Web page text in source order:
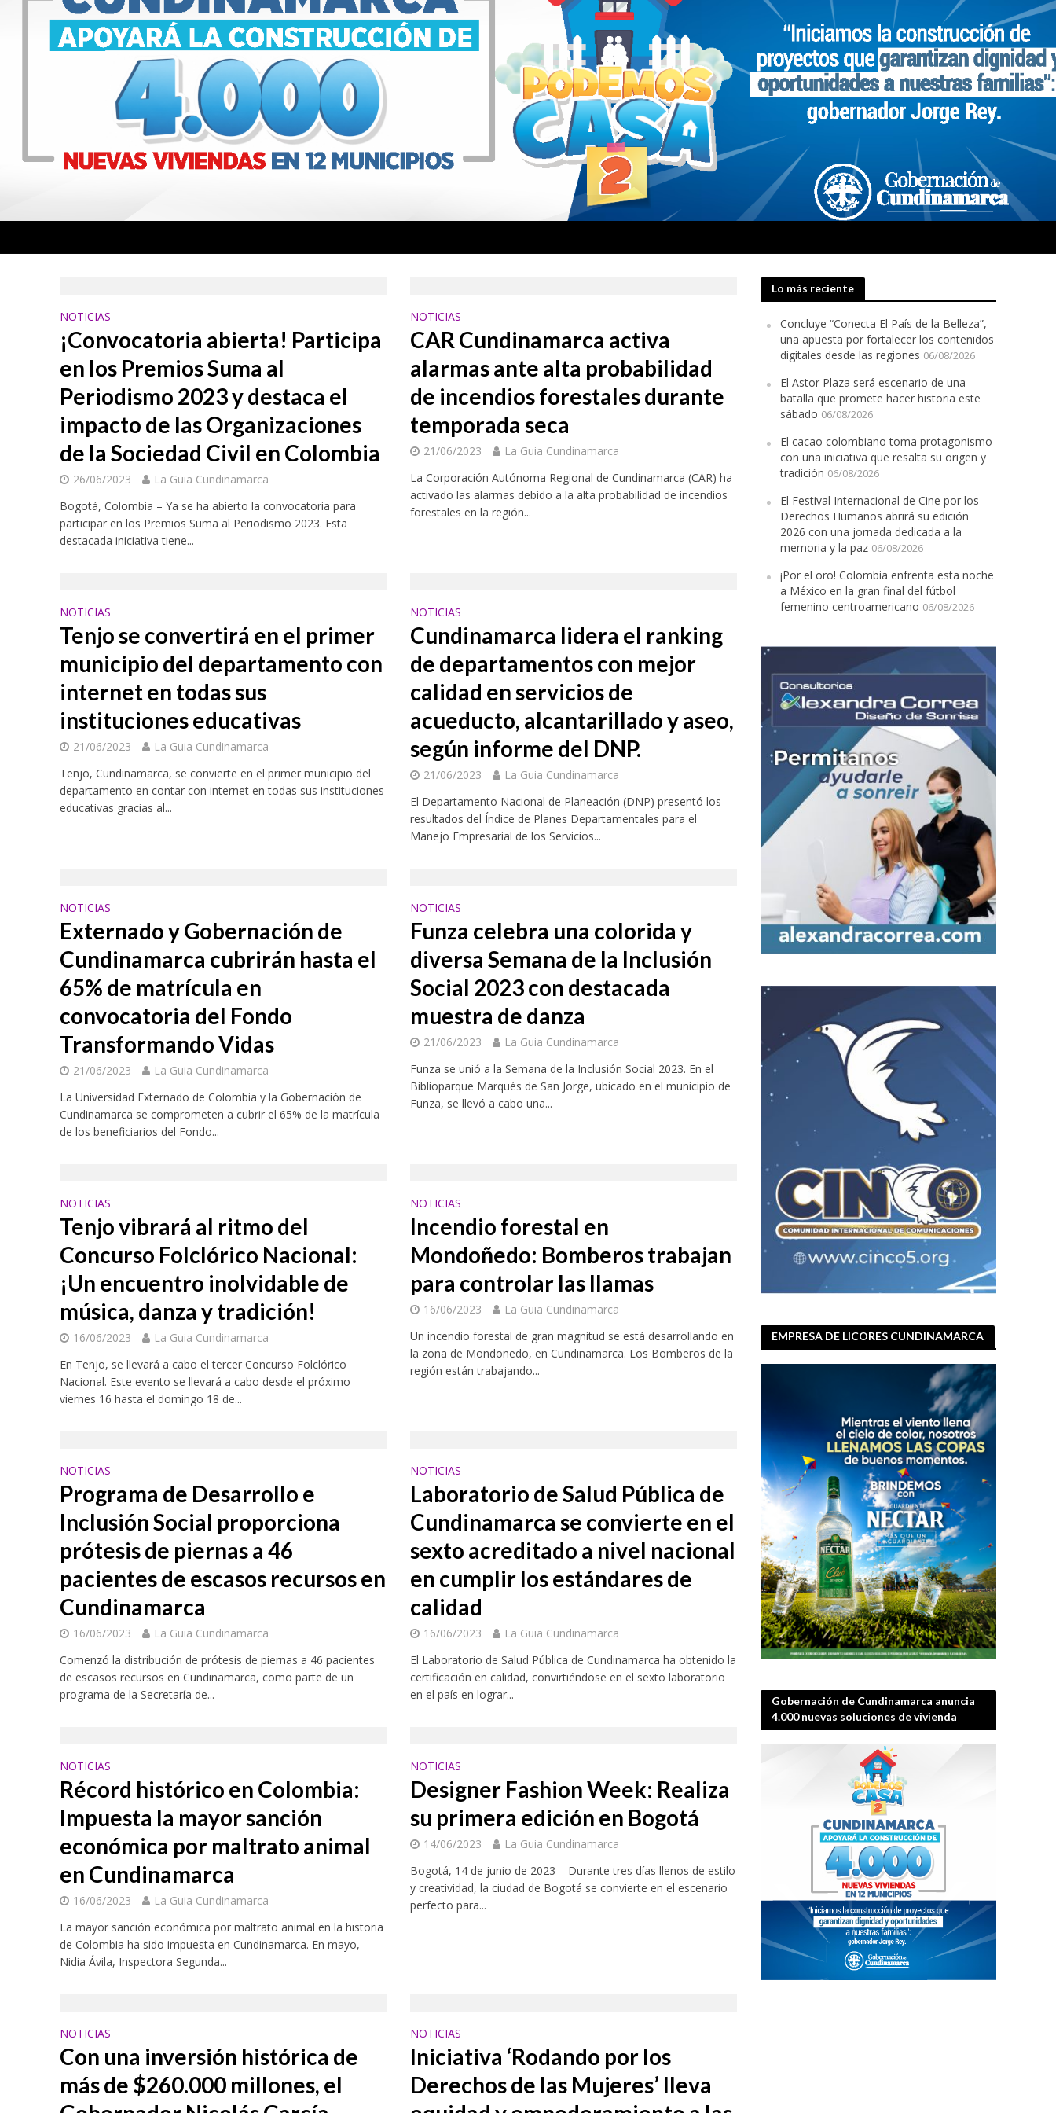
NOTICIAS
¡Convocatoria abierta! Participa
en los Premios Suma al
Periodismo 2023 y destaca el
impacto de las Organizaciones
de la Sociedad Civil en Colombia
26/06/2023
La Guia Cundinamarca
Bogotá, Colombia – Ya se ha abierto la convocatoria para
participar en los Premios Suma al Periodismo 2023. Esta
destacada iniciativa tiene...
NOTICIAS
CAR Cundinamarca activa
alarmas ante alta probabilidad
de incendios forestales durante
temporada seca
21/06/2023
La Guia Cundinamarca
La Corporación Autónoma Regional de Cundinamarca (CAR) ha
activado las alarmas debido a la alta probabilidad de incendios
forestales en la región...
NOTICIAS
Tenjo se convertirá en el primer
municipio del departamento con
internet en todas sus
instituciones educativas
21/06/2023
La Guia Cundinamarca
Tenjo, Cundinamarca, se convierte en el primer municipio del
departamento en contar con internet en todas sus instituciones
educativas gracias al...
NOTICIAS
Cundinamarca lidera el ranking
de departamentos con mejor
calidad en servicios de
acueducto, alcantarillado y aseo,
según informe del DNP.
21/06/2023
La Guia Cundinamarca
El Departamento Nacional de Planeación (DNP) presentó los
resultados del Índice de Planes Departamentales para el
Manejo Empresarial de los Servicios...
NOTICIAS
Externado y Gobernación de
Cundinamarca cubrirán hasta el
65% de matrícula en
convocatoria del Fondo
Transformando Vidas
21/06/2023
La Guia Cundinamarca
La Universidad Externado de Colombia y la Gobernación de
Cundinamarca se comprometen a cubrir el 65% de la matrícula
de los beneficiarios del Fondo...
NOTICIAS
Funza celebra una colorida y
diversa Semana de la Inclusión
Social 2023 con destacada
muestra de danza
21/06/2023
La Guia Cundinamarca
Funza se unió a la Semana de la Inclusión Social 2023. En el
Biblioparque Marqués de San Jorge, ubicado en el municipio de
Funza, se llevó a cabo una...
NOTICIAS
Tenjo vibrará al ritmo del
Concurso Folclórico Nacional:
¡Un encuentro inolvidable de
música, danza y tradición!
16/06/2023
La Guia Cundinamarca
En Tenjo, se llevará a cabo el tercer Concurso Folclórico
Nacional. Este evento se llevará a cabo desde el próximo
viernes 16 hasta el domingo 18 de...
NOTICIAS
Incendio forestal en
Mondoñedo: Bomberos trabajan
para controlar las llamas
16/06/2023
La Guia Cundinamarca
Un incendio forestal de gran magnitud se está desarrollando en
la zona de Mondoñedo, en Cundinamarca. Los Bomberos de la
región están trabajando...
NOTICIAS
Programa de Desarrollo e
Inclusión Social proporciona
prótesis de piernas a 46
pacientes de escasos recursos en
Cundinamarca
16/06/2023
La Guia Cundinamarca
Comenzó la distribución de prótesis de piernas a 46 pacientes
de escasos recursos en Cundinamarca, como parte de un
programa de la Secretaría de...
NOTICIAS
Laboratorio de Salud Pública de
Cundinamarca se convierte en el
sexto acreditado a nivel nacional
en cumplir los estándares de
calidad
16/06/2023
La Guia Cundinamarca
El Laboratorio de Salud Pública de Cundinamarca ha obtenido la
certificación en calidad, convirtiéndose en el sexto laboratorio
en el país en lograr...
NOTICIAS
Récord histórico en Colombia:
Impuesta la mayor sanción
económica por maltrato animal
en Cundinamarca
16/06/2023
La Guia Cundinamarca
La mayor sanción económica por maltrato animal en la historia
de Colombia ha sido impuesta en Cundinamarca. En mayo,
Nidia Ávila, Inspectora Segunda...
NOTICIAS
Designer Fashion Week: Realiza
su primera edición en Bogotá
14/06/2023
La Guia Cundinamarca
Bogotá, 14 de junio de 2023 – Durante tres días llenos de estilo
y creatividad, la ciudad de Bogotá se convierte en el escenario
perfecto para...
NOTICIAS
Con una inversión histórica de
más de $260.000 millones, el
NOTICIAS
Iniciativa ‘Rodando por los
Derechos de las Mujeres’ lleva
Lo más reciente
Concluye “Conecta El País de la Belleza”,
una apuesta por fortalecer los contenidos
digitales desde las regiones 06/08/2026
El Astor Plaza será escenario de una
batalla que promete hacer historia este
sábado 06/08/2026
El cacao colombiano toma protagonismo
con una iniciativa que resalta su origen y
tradición 06/08/2026
El Festival Internacional de Cine por los
Derechos Humanos abrirá su edición
2026 con una jornada dedicada a la
memoria y la paz 06/08/2026
¡Por el oro! Colombia enfrenta esta noche
a México en la gran final del fútbol
femenino centroamericano 06/08/2026
EMPRESA DE LICORES CUNDINAMARCA
Gobernación de Cundinamarca anuncia
4.000 nuevas soluciones de vivienda